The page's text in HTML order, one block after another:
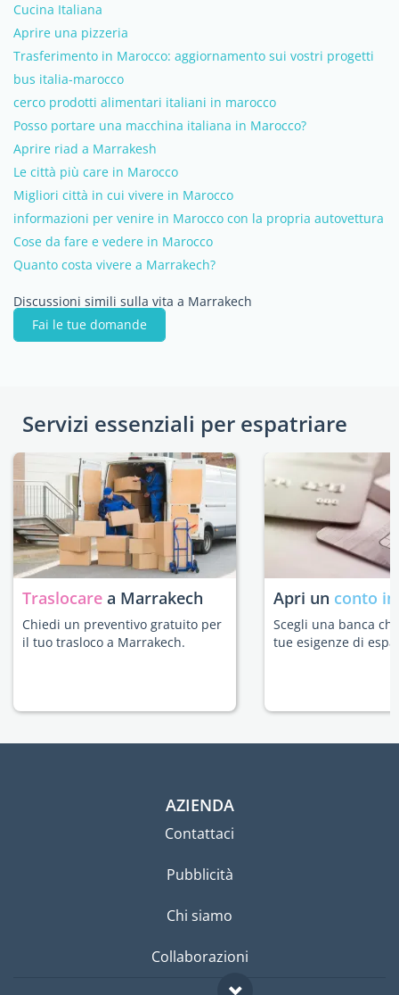
Cucina Italiana
Aprire una pizzeria
Trasferimento in Marocco: aggiornamento sui vostri progetti
bus italia-marocco
cerco prodotti alimentari italiani in marocco
Posso portare una macchina italiana in Marocco?
Aprire riad a Marrakesh
Le città più care in Marocco
Migliori città in cui vivere in Marocco
informazioni per venire in Marocco con la propria autovettura
Cose da fare e vedere in Marocco
Quanto costa vivere a Marrakech?
Discussioni simili sulla vita a Marrakech
Fai le tue domande
Servizi essenziali per espatriare
Traslocare a Marrakech
Chiedi un preventivo gratuito per
il tuo trasloco a Marrakech.
Apri un conto
Scegli una banca
tue esigenze di
AZIENDA
Contattaci
Pubblicità
Chi siamo
Collaborazioni